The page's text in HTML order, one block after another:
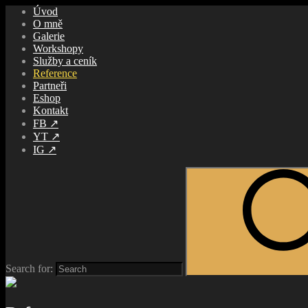
Úvod
O mně
Galerie
Workshopy
Služby a ceník
Reference
Partneři
Eshop
Kontakt
FB ↗️
YT ↗️
IG ↗️
Search for: